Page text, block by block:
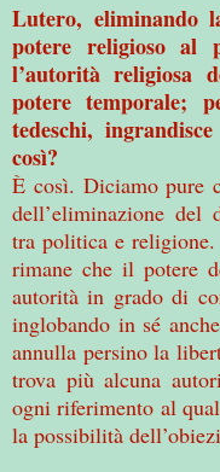
Lutero, eliminando
potere religioso al
l’autorità religiosa
potere temporale;
tedeschi,
così?
È così. Diciamo pure
dell’eliminazione del
tra politica e
rimane che il potere
autorità in grado di
inglobando in sé
annulla persino la
trova più alcuna
ogni riferimento al
la possibilità